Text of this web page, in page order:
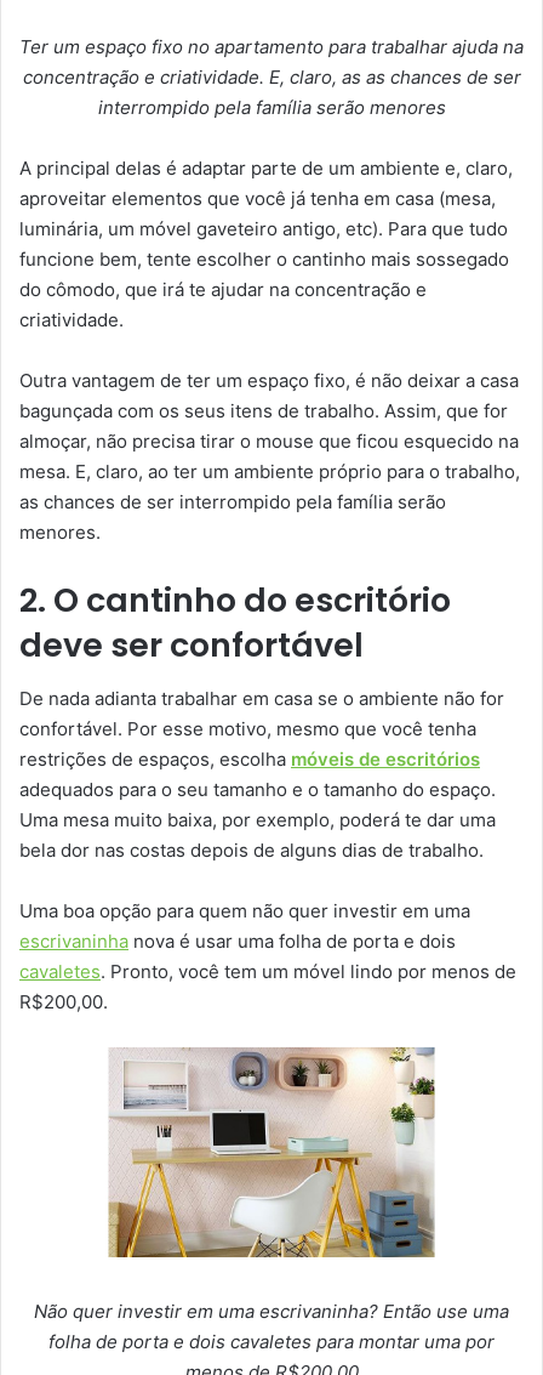
Ter um espaço fixo no apartamento para trabalhar ajuda na
concentração e criatividade. E, claro, as as chances de ser
interrompido pela família serão menores
A principal delas é adaptar parte de um ambiente e, claro,
aproveitar elementos que você já tenha em casa (mesa,
luminária, um móvel gaveteiro antigo, etc). Para que tudo
funcione bem, tente escolher o cantinho mais sossegado
do cômodo, que irá te ajudar na concentração e
criatividade.
Outra vantagem de ter um espaço fixo, é não deixar a casa
bagunçada com os seus itens de trabalho. Assim, que for
almoçar, não precisa tirar o mouse que ficou esquecido na
mesa. E, claro, ao ter um ambiente próprio para o trabalho,
as chances de ser interrompido pela família serão
menores.
2. O cantinho do escritório
deve ser confortável
De nada adianta trabalhar em casa se o ambiente não for
confortável. Por esse motivo, mesmo que você tenha
restrições de espaços, escolha móveis de escritórios
adequados para o seu tamanho e o tamanho do espaço.
Uma mesa muito baixa, por exemplo, poderá te dar uma
bela dor nas costas depois de alguns dias de trabalho.
Uma boa opção para quem não quer investir em uma
escrivaninha nova é usar uma folha de porta e dois
cavaletes. Pronto, você tem um móvel lindo por menos de
R$200,00.
Não quer investir em uma escrivaninha? Então use uma
folha de porta e dois cavaletes para montar uma por